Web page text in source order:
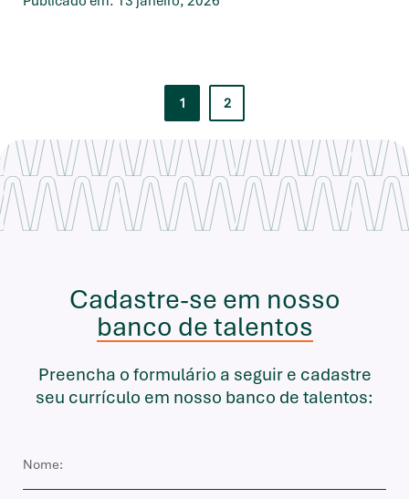
1 2
Cadastre-se em nosso
banco de talentos
Preencha o formulário a seguir e cadastre
seu currículo em nosso banco de talentos: